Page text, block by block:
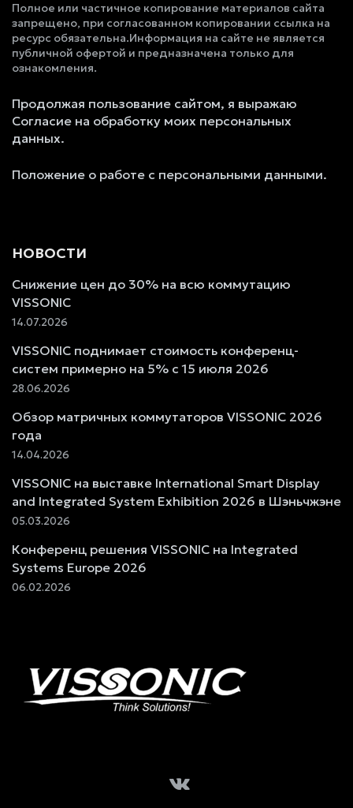
Полное или частичное копирование материалов сайта
запрещено, при согласованном копировании ссылка на
ресурс обязательна.Информация на сайте не является
публичной офертой и предназначена только для
ознакомления.
Продолжая пользование сайтом, я выражаю
Согласие на обработку моих персональных
данных.
Положение о работе с персональными данными.
НОВОСТИ
Снижение цен до 30% на всю коммутацию
VISSONIC
14.07.2026
VISSONIC поднимает стоимость конференц-
систем примерно на 5% с 15 июля 2026
28.06.2026
Обзор матричных коммутаторов VISSONIC 2026
года
14.04.2026
VISSONIC на выставке International Smart Display
and Integrated System Exhibition 2026 в Шэньчжэне
05.03.2026
Конференц решения VISSONIC на Integrated
Systems Europe 2026
06.02.2026